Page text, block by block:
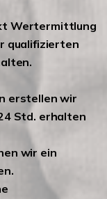
Wertermittlung
qualifizierten
erstellen wir
Std. erhalten
wir ein